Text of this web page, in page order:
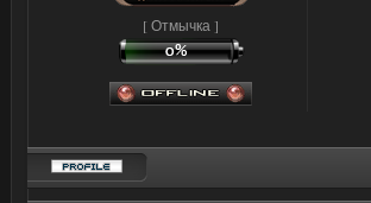
[ Отмычка ]